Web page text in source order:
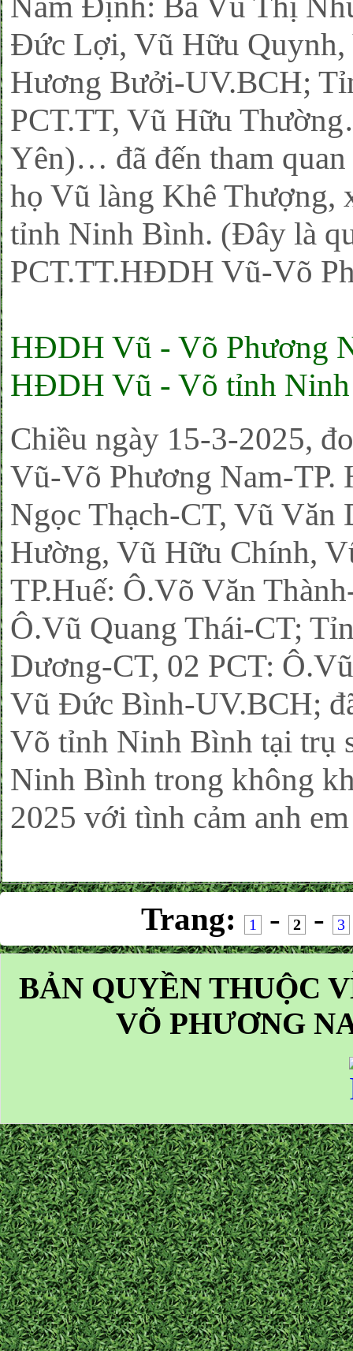
Đức Lợi, Vũ Hữu
Hương Bưởi-UV.BCH;
PCT.TT, Vũ Hữu
Yên)… đã đến tham
họ Vũ làng Khê Thượng,
tỉnh Ninh Bình. (Đây là
PCT.TT.HĐDH Vũ-Võ
HĐDH Vũ - Võ Phương
HĐDH Vũ - Võ tỉnh
Chiều ngày 15-3-2025,
Vũ-Võ Phương Nam-TP.
Ngọc Thạch-CT, Vũ Văn
Hường, Vũ Hữu Chính,
TP.Huế: Ô.Võ Văn
Ô.Vũ Quang Thái-CT;
Dương-CT, 02 PCT:
Vũ Đức Bình-UV.BCH;
Võ tỉnh Ninh Bình tại trụ
Ninh Bình trong không
2025 với tình cảm anh
Trang: 1 - 2 - 3
BẢN QUYỀN THUỘC
VÕ PHƯƠNG